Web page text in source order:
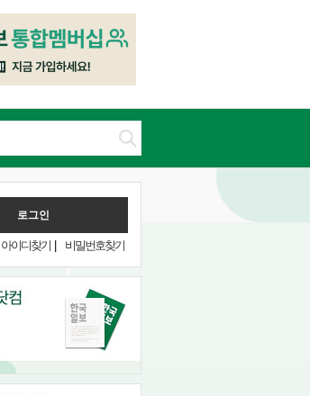
아이디찾기 비밀번호찾기